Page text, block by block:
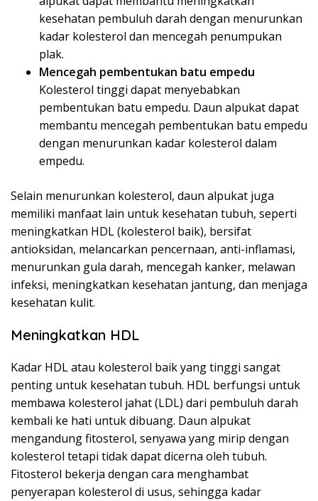
kesehatan pembuluh darah dengan menurunkan
kadar kolesterol dan mencegah penumpukan
plak.
Mencegah pembentukan batu empedu
Kolesterol tinggi dapat menyebabkan
pembentukan batu empedu. Daun alpukat dapat
membantu mencegah pembentukan batu empedu
dengan menurunkan kadar kolesterol dalam
empedu.
Selain menurunkan kolesterol, daun alpukat juga
memiliki manfaat lain untuk kesehatan tubuh, seperti
meningkatkan HDL (kolesterol baik), bersifat
antioksidan, melancarkan pencernaan, anti-inflamasi,
menurunkan gula darah, mencegah kanker, melawan
infeksi, meningkatkan kesehatan jantung, dan menjaga
kesehatan kulit.
Meningkatkan HDL
Kadar HDL atau kolesterol baik yang tinggi sangat
penting untuk kesehatan tubuh. HDL berfungsi untuk
membawa kolesterol jahat (LDL) dari pembuluh darah
kembali ke hati untuk dibuang. Daun alpukat
mengandung fitosterol, senyawa yang mirip dengan
kolesterol tetapi tidak dapat dicerna oleh tubuh.
Fitosterol bekerja dengan cara menghambat
penyerapan kolesterol di usus, sehingga kadar